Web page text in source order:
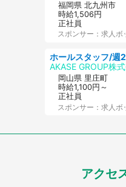
福岡県 北九州市
時給1,506円
正社員
スポンサー：求人ボ
AKASE GROUP株
岡山県 里庄町
時給1,100円～
正社員
スポンサー：求人ボ
アクセ